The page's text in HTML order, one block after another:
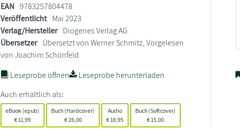
EAN 9783257804478
Veröffentlicht Mai 2023
Verlag/Hersteller Diogenes Verlag AG
Übersetzer Übersetzt von Werner Schmitz, Vorgelesen
von Joachim Schönfeld
Leseprobe öffnen
Leseprobe herunterladen
Auch erhältlich als:
eBook (epub)
€ 11,99
Buch (Hardcover)
€26,00
Audio
€ 18,95
Buch (Softcover)
€ 15,00